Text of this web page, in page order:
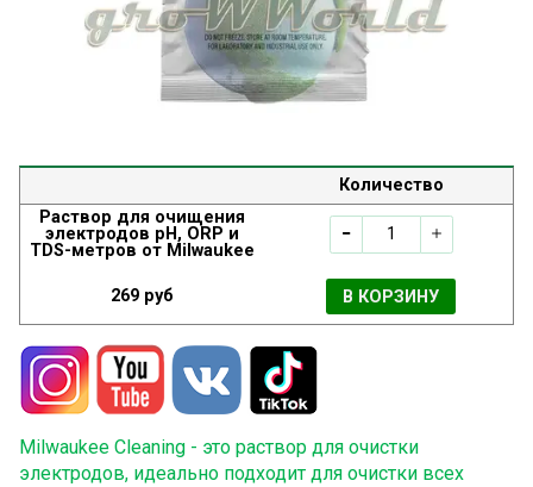
Количество
Раствор для очищения
электродов pH, ORP и
TDS-метров от Milwaukee
269 руб В КОРЗИНУ
Milwaukee Cleaning - это раствор для очистки
электродов, идеально подходит для очистки всех